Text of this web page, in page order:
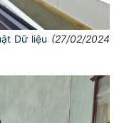
Dữ liệu (27/02/2024